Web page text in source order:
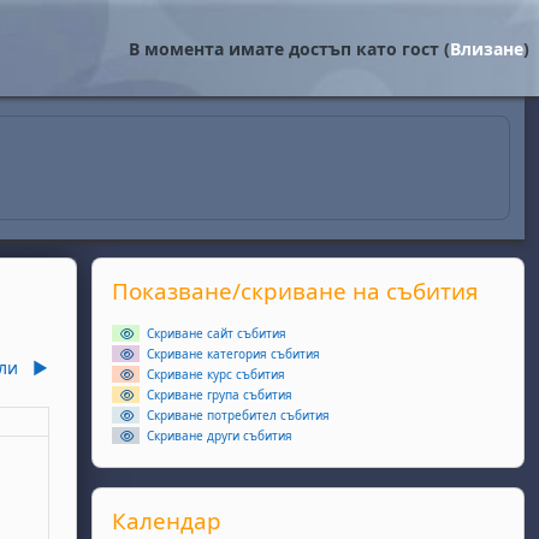
В момента имате достъп като гост (Влизане)
▶︎
6 юнинеделя, 7 юни
Supplementary blocks
Прескочи Показване/скриване на събития
Показване/скриване на събития
Скриване сайт събития
Скриване категория събития
Скриване курс събития
Скриване група събития
Скриване потребител събития
Скриване други събития
Прескочи Календар
Календар